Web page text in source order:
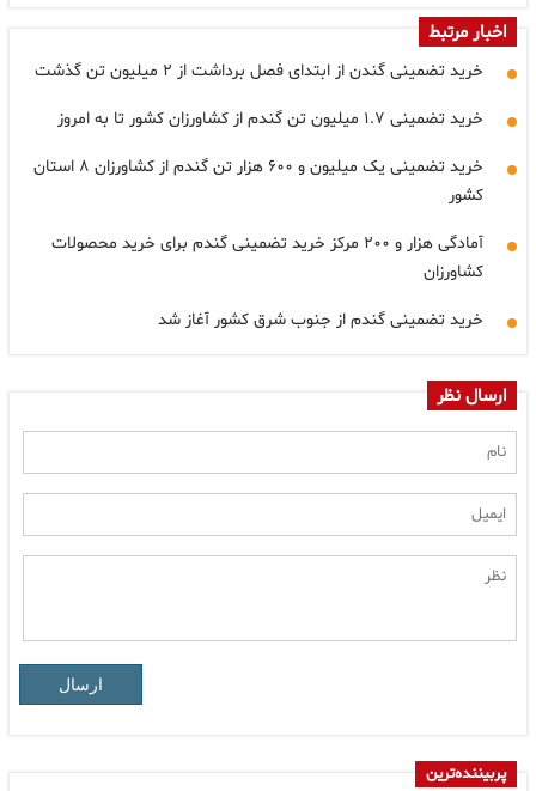
اخبار مرتبط
خرید تضمینی گندن از ابتدای فصل برداشت از ۲ میلیون تن گذشت
خرید تضمینی ۱.۷ میلیون تن گندم از کشاورزان کشور تا به امروز
خرید تضمینی یک میلیون و ۶۰۰ هزار تن گندم از کشاورزان ۸ استان
کشور
آمادگی هزار و ۲۰۰ مرکز خرید تضمینی گندم برای خرید محصولات
کشاورزان
خرید تضمینی گندم از جنوب شرق کشور آغاز شد
ارسال نظر
ارسال
پربیننده‌ترین